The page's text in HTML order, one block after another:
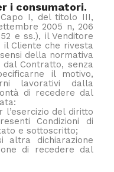
i consumatori.
I, del titolo III,
2005 n, 206
e ss.), il Venditore
il Cliente che rivesta
della normativa
Contratto, senza
il motivo,
lavorativi dalla
di recedere dal
l’esercizio del diritto
Condizioni di
e sottoscritto;
altra dichiarazione
di recedere dal